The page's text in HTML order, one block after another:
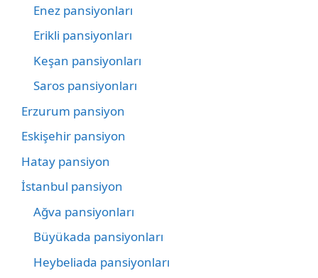
Enez pansiyonları
Erikli pansiyonları
Keşan pansiyonları
Saros pansiyonları
Erzurum pansiyon
Eskişehir pansiyon
Hatay pansiyon
İstanbul pansiyon
Ağva pansiyonları
Büyükada pansiyonları
Heybeliada pansiyonları